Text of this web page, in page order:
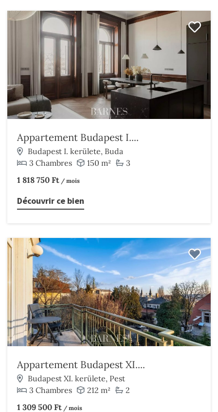
Appartement Budapest I....
Budapest I. kerülete, Buda
3 Chambres
150 m²
3
1 818 750 Ft / mois
Découvrir ce bien
Appartement Budapest XI....
Budapest XI. kerülete, Pest
3 Chambres
212 m²
2
1 309 500 Ft / mois